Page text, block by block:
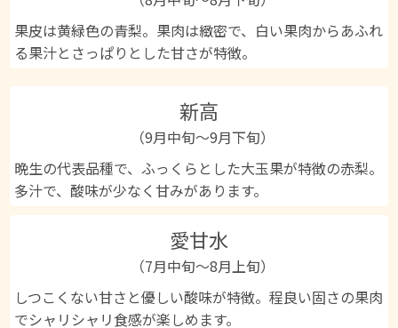
果皮は黄緑色の青梨。果肉は緻密で、白い果肉からあふれ
る果汁とさっぱりとした甘さが特徴。
新高
（9月中旬～9月下旬）
晩生の代表品種で、ふっくらとした大玉果が特徴の赤梨。
多汁で、酸味が少なく甘みがあります。
愛甘水
（7月中旬〜8月上旬）
しつこくない甘さと優しい酸味が特徴。程良い固さの果肉
でシャリシャリ食感が楽しめます。